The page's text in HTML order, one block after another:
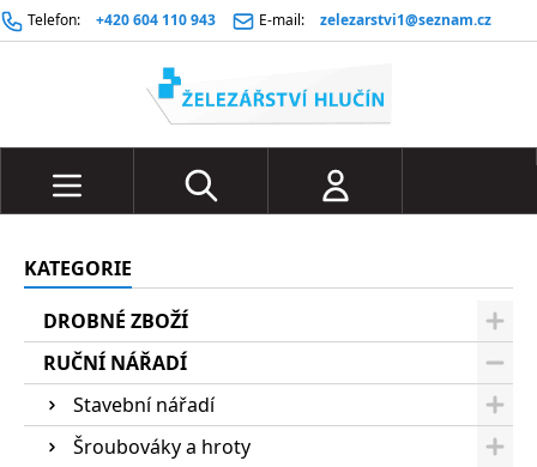
Telefon: +420 604 110 943 E-mail: zelezarstvi1@seznam.cz
KATEGORIE
DROBNÉ ZBOŽÍ
RUČNÍ NÁŘADÍ
Stavební nářadí
Šroubováky a hroty